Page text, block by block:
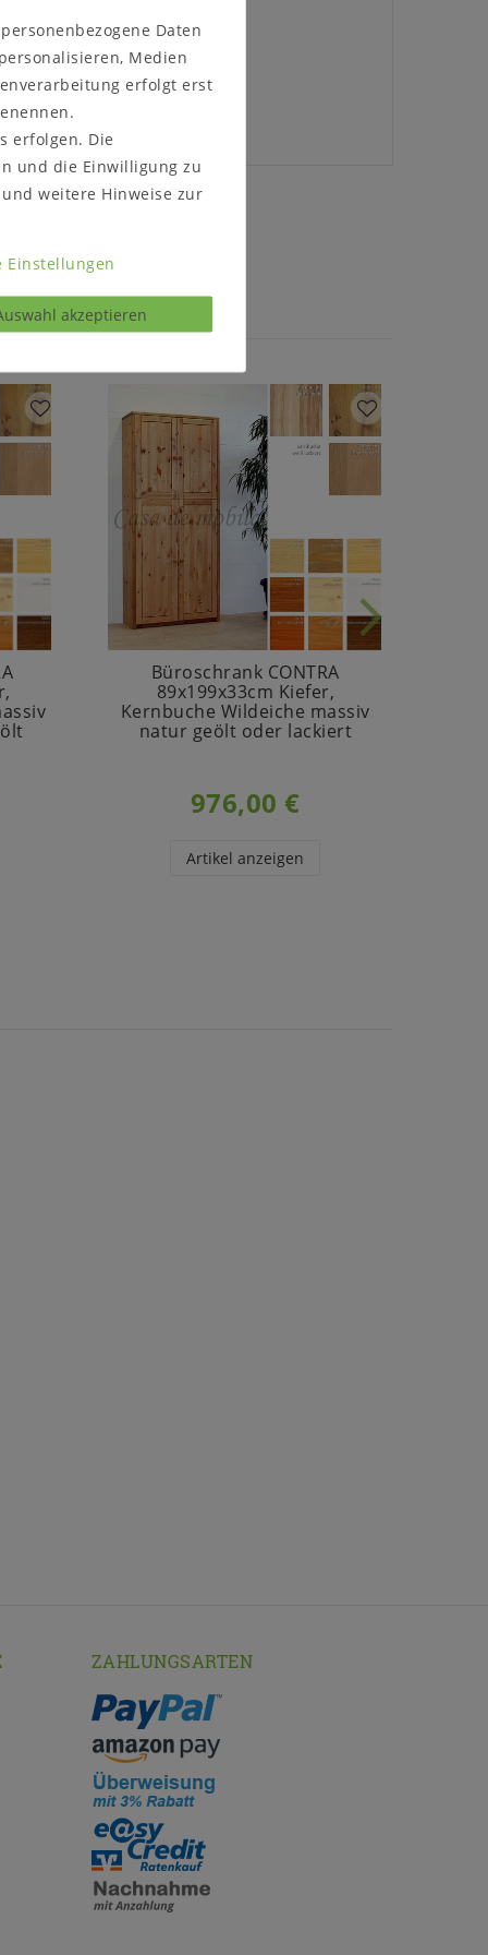
x T 32,9 cm
Selbstmontage
kontaktieren
Büroschrank CONTRA
89x199x33cm Kiefer,
Kernbuche Wildeiche massiv
natur geölt oder lackiert
976,00 €
Artikel anzeigen
ZAHLUNGSARTEN
Daten
Medien
erfolgt erst
erfolgen. Die
und die Einwilligung zu
und weitere Hinweise zur
Einstellungen
akzeptieren